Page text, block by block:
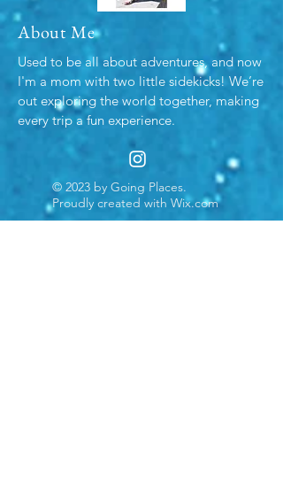
About Me
Used to be all about adventures, and now
I'm a mom with two little sidekicks! We’re
out exploring the world together, making
every trip a fun experience.
© 2023 by Going Places.
Proudly created with Wix.com